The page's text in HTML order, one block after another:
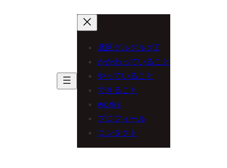
北区グルグルグZ
かかわっていること
やっていること
できること
works
プロフィール
コンタクト